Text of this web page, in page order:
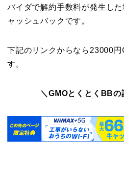
バイダで解約手数料が発生し
ャッシュバックです。
下記のリンクからなら23000円
す。
＼GMOとくとくBBの